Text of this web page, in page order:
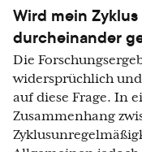
Wird mein
durcheinander
Die
widersprüchlich
auf diese Frage. In
Zusammenhang